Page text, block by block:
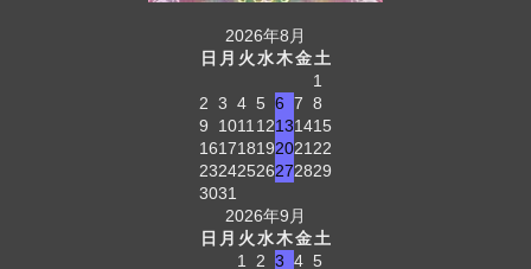
2026年8月
日 月 火水木金土
1
2 3 4 5 6 7 8
9
1011 12131415
161718192021 22
23242526272829
3031
2026年9月
日 月 火水木金土
1
2 3 4 5